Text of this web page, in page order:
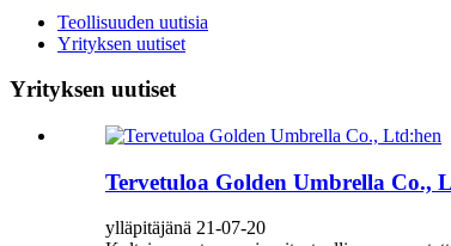
Teollisuuden uutisia
Yrityksen uutiset
Yrityksen uutiset
Tervetuloa Golden Umbrella Co.,
ylläpitäjänä 21-07-20